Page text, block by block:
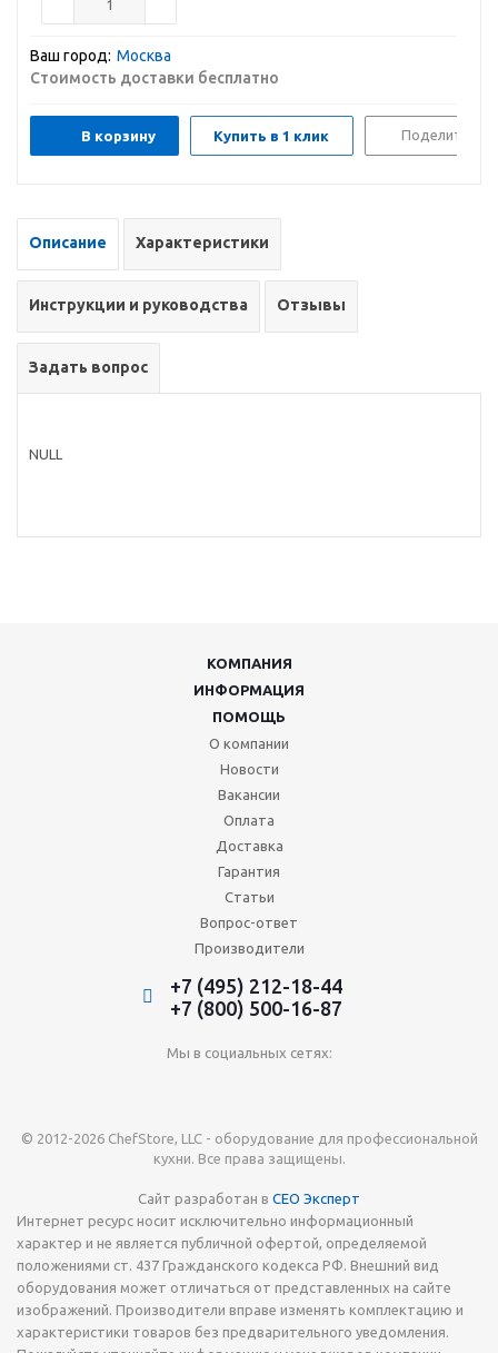
Ваш город: Москва
Стоимость доставки бесплатно
В корзину Купить в 1 клик Поделиться
Описание Характеристики
Инструкции и руководства Отзывы
Задать вопрос
NULL
КОМПАНИЯ
ИНФОРМАЦИЯ
ПОМОЩЬ
О компании
Новости
Вакансии
Оплата
Доставка
Гарантия
Статьи
Вопрос-ответ
Производители
+7 (495) 212-18-44
+7 (800) 500-16-87
Мы в социальных сетях:
© 2012-2026 ChefStore, LLC - оборудование для профессиональной
кухни. Все права защищены.
Сайт разработан в СЕО Эксперт
Интернет ресурс носит исключительно информационный
характер и не является публичной офертой, определяемой
положениями ст. 437 Гражданского кодекса РФ. Внешний вид
оборудования может отличаться от представленных на сайте
изображений. Производители вправе изменять комплектацию и
характеристики товаров без предварительного уведомления.